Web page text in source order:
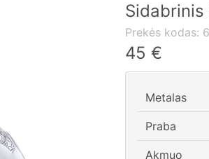
Prekės kodas:
45 €
Metalas
Praba
Akmuo